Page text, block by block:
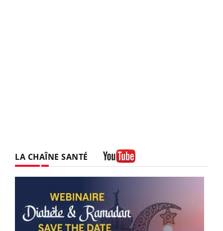
LA CHAÎNE SANTÉ